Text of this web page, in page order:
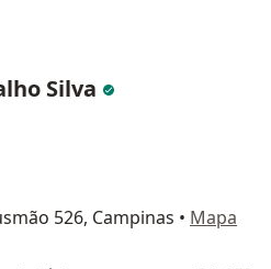
Silva
526, Campinas • Mapa